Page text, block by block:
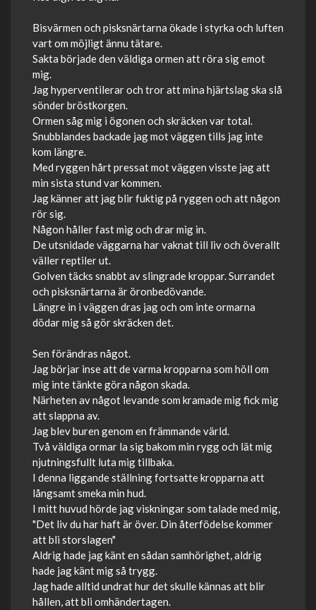
Bisvärmen och pisksnärtarna ökade i styrka och luften
vart om möjligt ännu tätare.
Sakta började den väldiga ormen att röra sig emot
mig.
Jag hyperventilerar och tror att mina hjärtslag ska slå
sönder bröstkorgen.
Ormen såg mig i ögonen och skräcken var total.
Snubblandes backade jag mot väggen tills jag inte
kom längre.
Med ryggen hårt pressat mot väggen visste jag att
min sista stund var kommen.
Jag känner att jag blir fuktig på ryggen och att någon
rör sig.
Någon håller fast mig och drar mig in.
De utsnidade väggarna har vaknat till liv och överallt
väller reptiler ut.
Golven täcks snabbt av slingrade kroppar. Surrandet
och pisksnärtarna är öronbedövande.
Längre in i väggen dras jag och om inte ormarna
dödar mig så gör skräcken det.
Sen förändras något.
Jag börjar inse att de varma kropparna som höll om
mig inte tänkte göra någon skada.
Närheten av något levande som kramade mig fick mig
att slappna av.
Jag blev buren genom en främmande värld.
Två väldiga ormar la sig bakom min rygg och lät mig
njutningsfullt luta mig tillbaka.
I denna liggande ställning fortsatte kropparna att
långsamt smeka min hud.
I mitt huvud hörde jag viskningar som talade med mig,
"Det liv du har haft är över. Din återfödelse kommer
att bli storslagen"
Aldrig hade jag känt en sådan samhörighet, aldrig
hade jag känt mig så trygg.
Jag hade alltid undrat hur det skulle kännas att blir
hållen, att bli omhändertagen.